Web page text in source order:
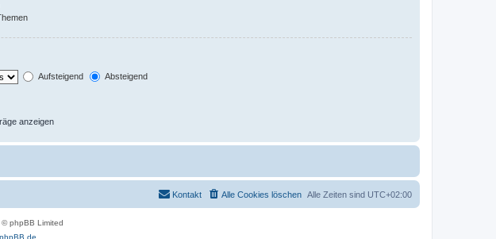
Aufsteigend Absteigend
anzeigen
Alle Zeiten sind UTC+02:00
Alle Cookies löschen
Kontakt
phpBB Limited
phpBB.de